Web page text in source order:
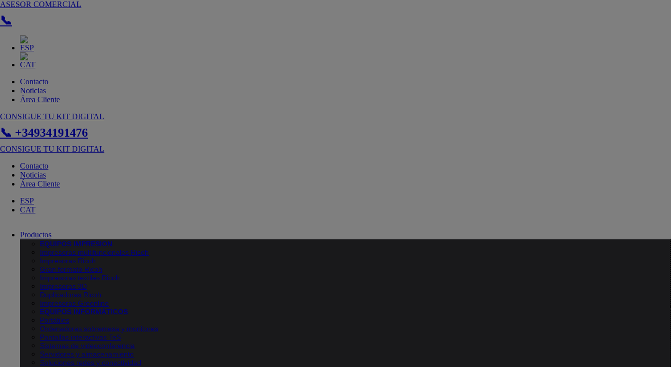
Ir
contenido
ASESOR COMERCIAL
📞
Contacto
Noticias
Área Cliente
CONSIGUE TU KIT DIGITAL
📞 +34934191476
CONSIGUE TU KIT DIGITAL
Contacto
Noticias
Área Cliente
ESP
CAT
Productos
EQUIPOS IMPRESION
Impresoras multifuncionales Ricoh
Impresoras Ricoh
Gran formato Ricoh
Impresoras textiles Ricoh
Impresoras 3D
Duplicadoras Ricoh
Impresoras Greenline
EQUIPOS INFORMÁTICOS
Portátiles
Ordenadores sobremesa y monitores
Pantallas interactivas TeS
Sistemas de videoconferencia
Servidores y almacenamiento
Soluciones redes y conectividad